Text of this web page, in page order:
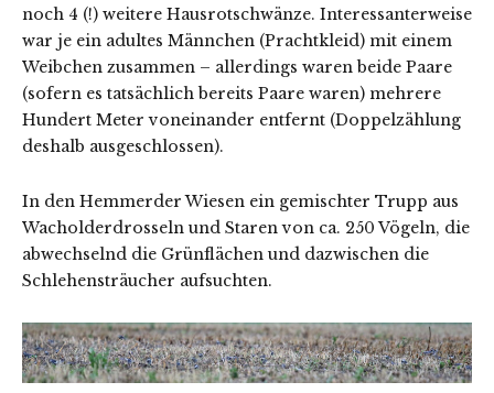
noch 4 (!) weitere Hausrotschwänze. Interessanterweise
war je ein adultes Männchen (Prachtkleid) mit einem
Weibchen zusammen – allerdings waren beide Paare
(sofern es tatsächlich bereits Paare waren) mehrere
Hundert Meter voneinander entfernt (Doppelzählung
deshalb ausgeschlossen).
In den Hemmerder Wiesen ein gemischter Trupp aus
Wacholderdrosseln und Staren von ca. 250 Vögeln, die
abwechselnd die Grünflächen und dazwischen die
Schlehensträucher aufsuchten.